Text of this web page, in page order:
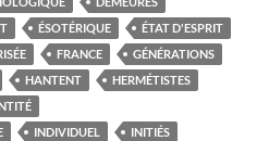
ÉSOTÉRIQUE
ÉTAT D'ESPRIT
FRANCE
GÉNÉRATIONS
HANTENT
HERMÉTISTES
INDIVIDUEL
INITIÉS